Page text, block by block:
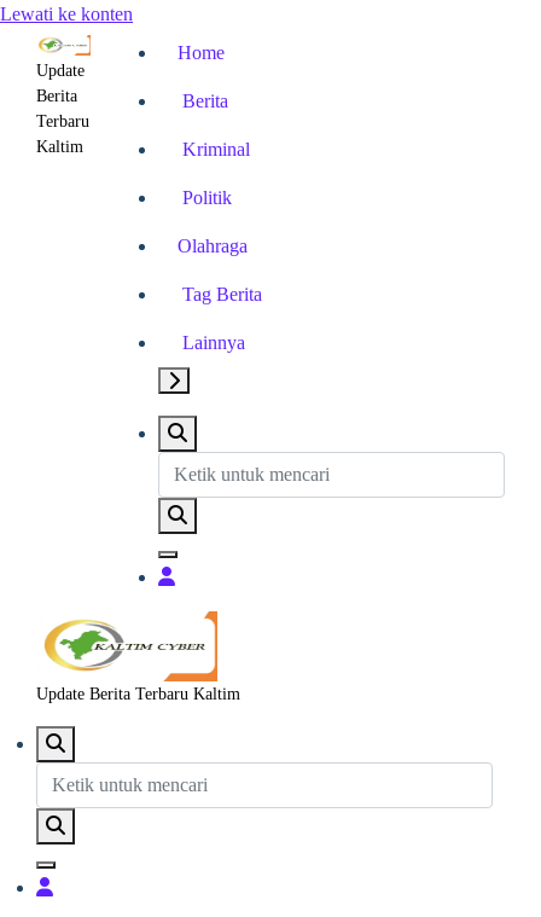
Lewati ke konten
Update
Berita
Terbaru
Kaltim
Home
Berita
Kriminal
Politik
Olahraga
Tag Berita
Lainnya
Update Berita Terbaru Kaltim